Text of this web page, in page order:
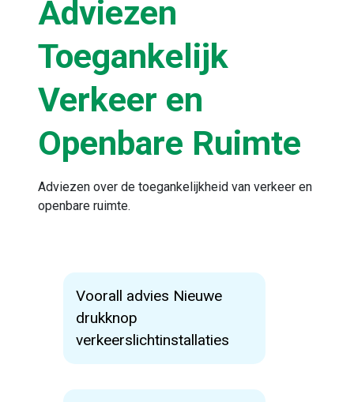
Adviezen
Toegankelijk
Verkeer en
Openbare Ruimte
Adviezen over de toegankelijkheid van verkeer en
openbare ruimte.
Voorall advies Nieuwe
drukknop
verkeerslichtinstallaties